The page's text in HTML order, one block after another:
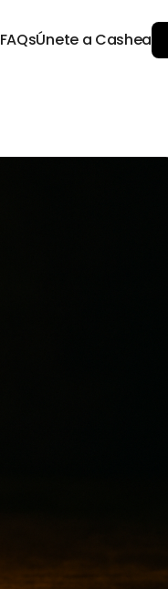
FAQsÚnete a Cashea